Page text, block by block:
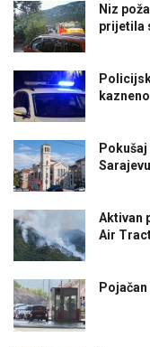
Niz
prijetila
Sarajevu
Aktivan
Air